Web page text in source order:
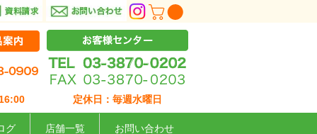
定休日：毎週水曜日
グ 店舗一覧 お問い合わせ